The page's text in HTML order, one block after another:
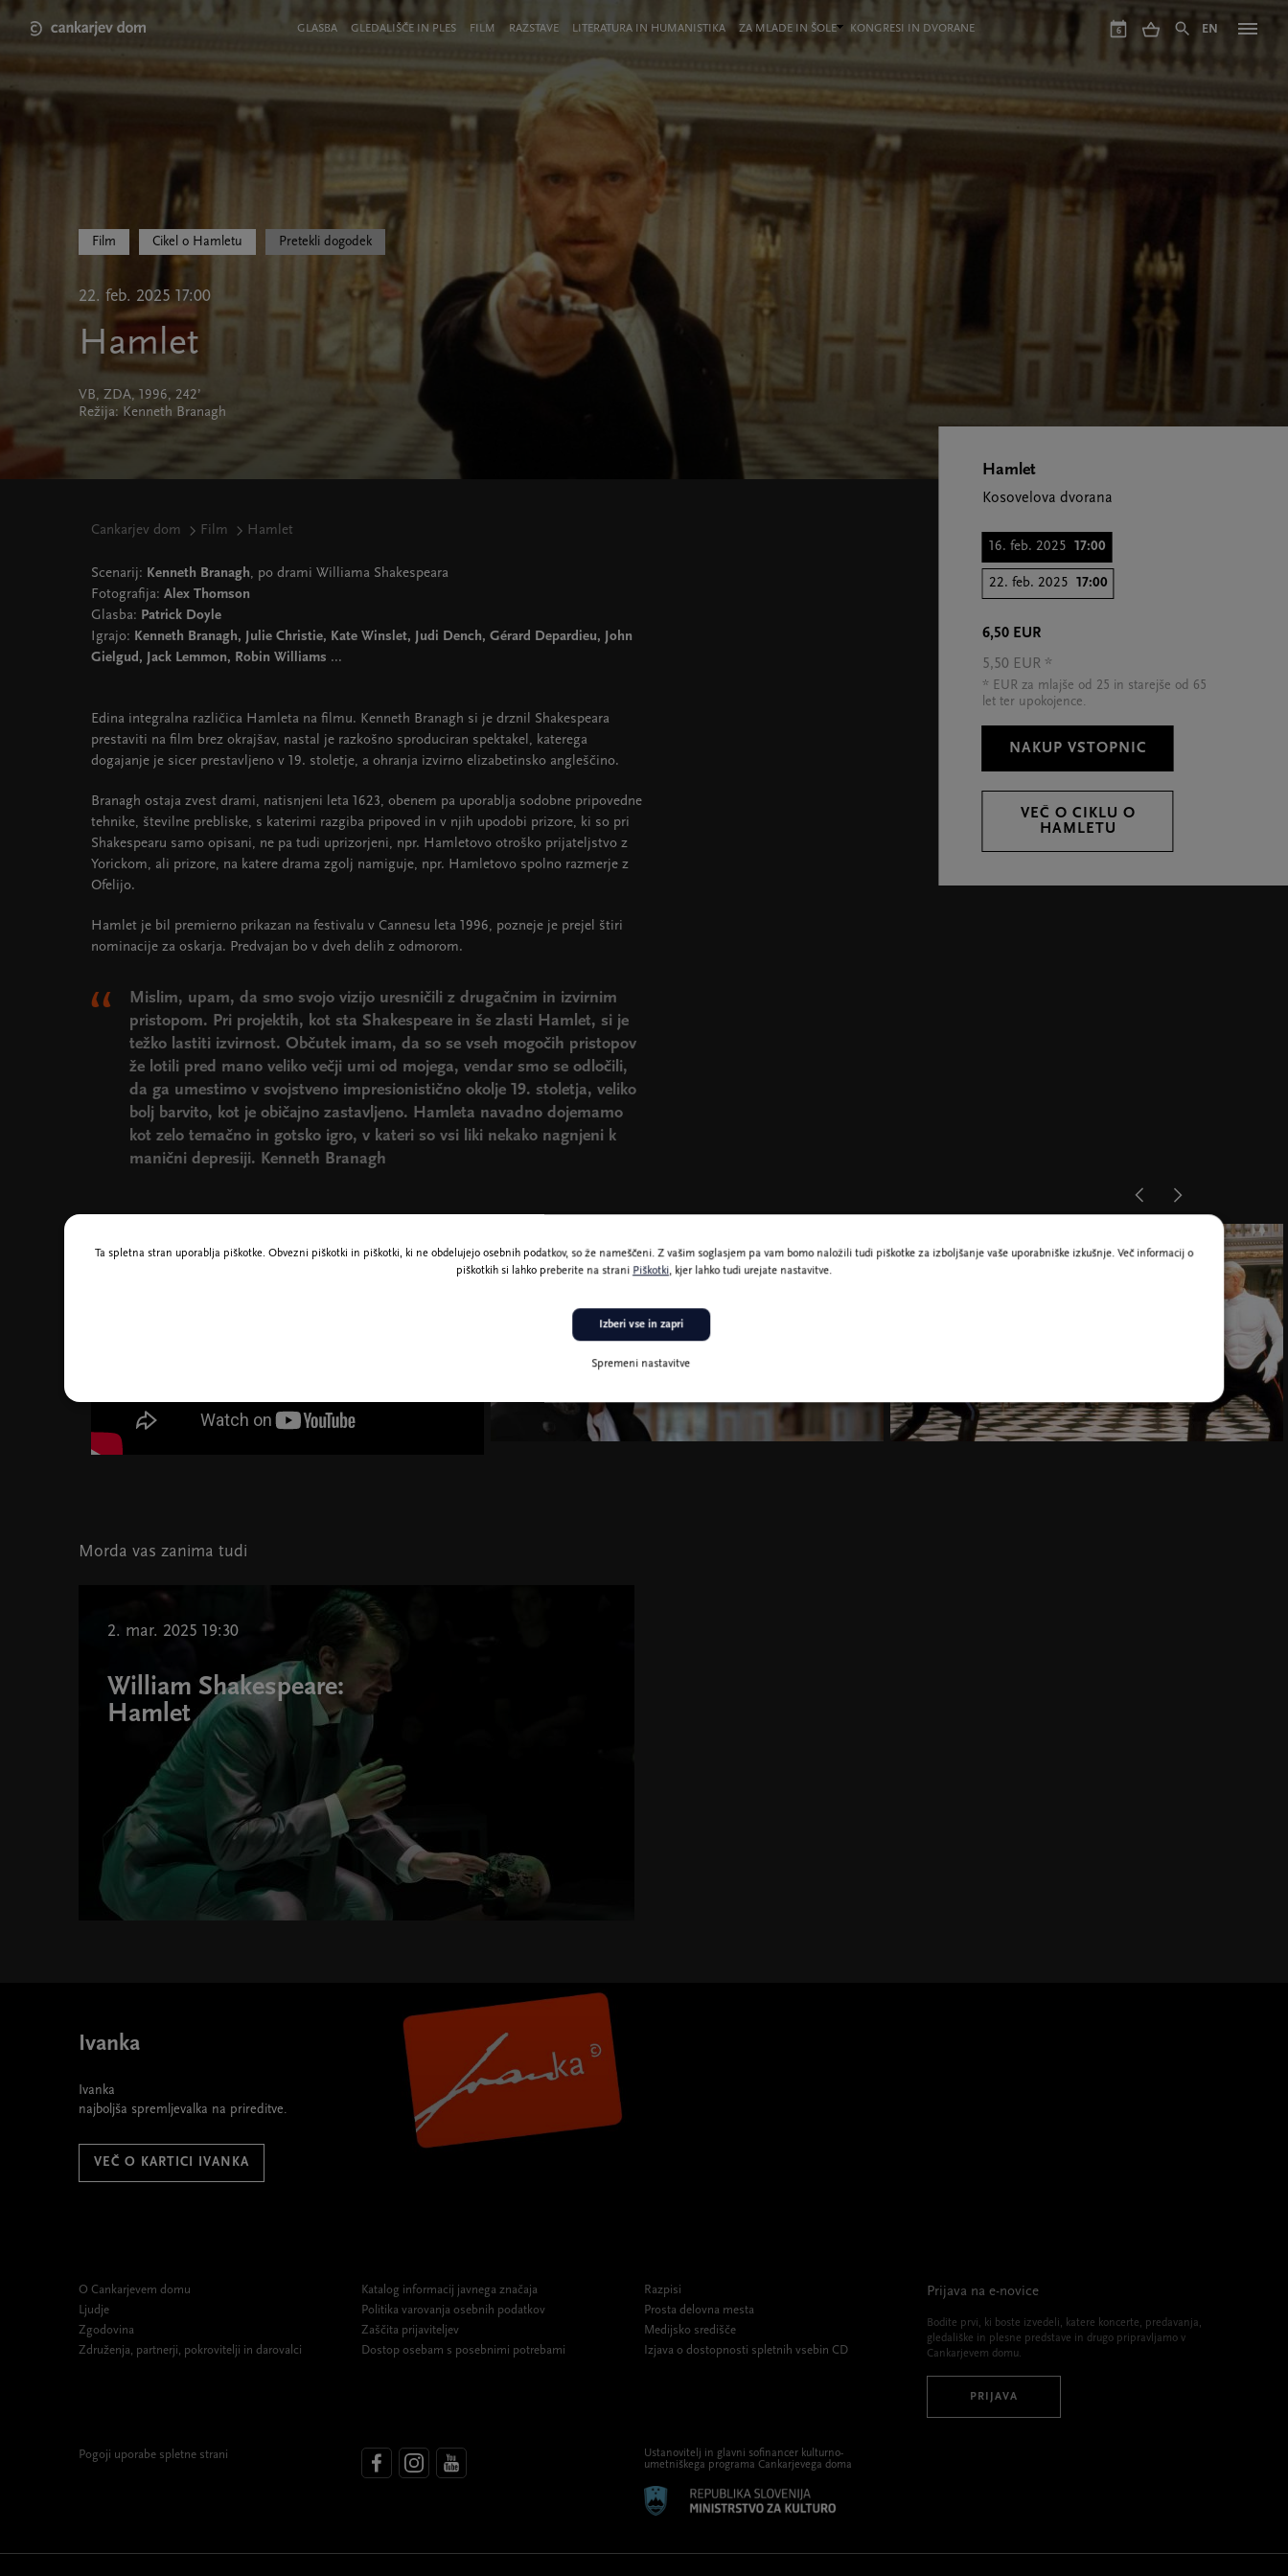
main
MeniGLASBA GLEDALIŠČE IN PLES FILM RAZSTAVE LITERATURA IN HUMANISTIKA ZA MLADE IN ŠOLE KONGRESI IN DVORANE 6 EN
Film Cikel o Hamletu Pretekli dogodek
22. feb. 2025 17:00
Hamlet
VB, ZDA, 1996, 242’
Režija: Kenneth Branagh
Cankarjev dom Film Hamlet
Scenarij: Kenneth Branagh, po drami Williama Shakespeara
Fotografija: Alex Thomson
Glasba: Patrick Doyle
Igrajo: Kenneth Branagh, Julie Christie, Kate Winslet, Judi Dench, Gérard Depardieu, John
Gielgud, Jack Lemmon, Robin Williams ...
Edina integralna različica Hamleta na filmu. Kenneth Branagh si je drznil Shakespeara
prestaviti na film brez okrajšav, nastal je razkošno sproduciran spektakel, katerega
dogajanje je sicer prestavljeno v 19. stoletje, a ohranja izvirno elizabetinsko angleščino.
Branagh ostaja zvest drami, natisnjeni leta 1623, obenem pa uporablja sodobne pripovedne
tehnike, številne prebliske, s katerimi razgiba pripoved in v njih upodobi prizore, ki so pri
Shakespearu samo opisani, ne pa tudi uprizorjeni, npr. Hamletovo otroško prijateljstvo z
Yorickom, ali prizore, na katere drama zgolj namiguje, npr. Hamletovo spolno razmerje z
Ofelijo.
Hamlet je bil premierno prikazan na festivalu v Cannesu leta 1996, pozneje je prejel štiri
nominacije za oskarja. Predvajan bo v dveh delih z odmorom.
Mislim, upam, da smo svojo vizijo uresničili z drugačnim in izvirnim
pristopom. Pri projektih, kot sta Shakespeare in še zlasti Hamlet, si je
težko lastiti izvirnost. Občutek imam, da so se vseh mogočih pristopov
že lotili pred mano veliko večji umi od mojega, vendar smo se odločili,
da ga umestimo v svojstveno impresionistično okolje 19. stoletja, veliko
bolj barvito, kot je običajno zastavljeno. Hamleta navadno dojemamo
kot zelo temačno in gotsko igro, v kateri so vsi liki nekako nagnjeni k
manični depresiji. Kenneth Branagh
Hamlet
Kosovelova dvorana
16. feb. 2025 17:00
22. feb. 2025 17:00
6,50 EUR
5,50 EUR *
* EUR za mlajše od 25 in starejše od 65
let ter upokojence.
NAKUP VSTOPNIC
VEČ O CIKLU O
HAMLETU
Morda vas zanima tudi
2. mar. 2025 19:30
William Shakespeare:
Hamlet
Ivanka
Ivanka
najboljša spremljevalka na prireditve.
VEČ O KARTICI IVANKA
O Cankarjevem domu
Ljudje
Zgodovina
Združenja, partnerji, pokrovitelji in darovalci
Katalog informacij javnega značaja
Politika varovanja osebnih podatkov
Zaščita prijaviteljev
Dostop osebam s posebnimi potrebami
Razpisi
Prosta delovna mesta
Medijsko središče
Izjava o dostopnosti spletnih vsebin CD
Prijava na e-novice
Bodite prvi, ki boste izvedeli, katere koncerte, predavanja,
gledališke in plesne predstave in drugo pripravljamo v
Cankarjevem domu.
PRIJAVA
Pogoji uporabe spletne strani
Ustanovitelj in glavni sofinancer kulturno-
umetniškega programa Cankarjevega doma
Ta spletna stran uporablja piškotke. Obvezni piškotki in piškotki, ki ne obdelujejo osebnih podatkov, so že nameščeni. Z vašim soglasjem pa vam bomo naložili tudi piškotke za izboljšanje vaše uporabniške izkušnje. Več informacij o
piškotkih si lahko preberite na strani Piškotki, kjer lahko tudi urejate nastavitve.
Spremeni nastavitve
Izberi vse in zapri